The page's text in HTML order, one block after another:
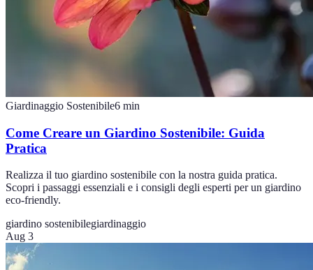
Giardinaggio Sostenibile6 min
Come Creare un Giardino Sostenibile: Guida
Pratica
Realizza il tuo giardino sostenibile con la nostra guida pratica.
Scopri i passaggi essenziali e i consigli degli esperti per un giardino
eco-friendly.
giardino sostenibilegiardinaggio
Aug 3